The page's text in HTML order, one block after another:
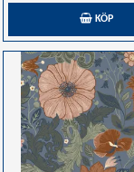
KÖP